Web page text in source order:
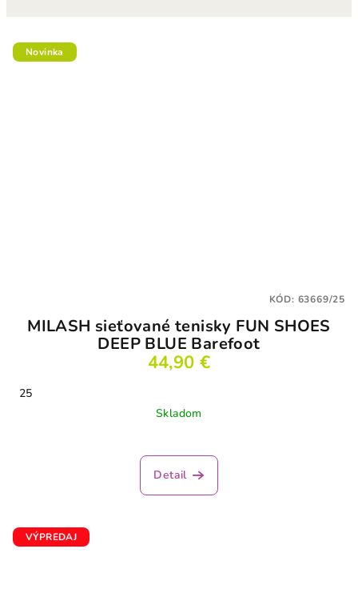
Novinka
MILASH sieťované tenisky FUN SHOES
DEEP BLUE Barefoot
44,90 €
25
Skladom
Detail
KÓD: 63669/25
VÝPREDAJ